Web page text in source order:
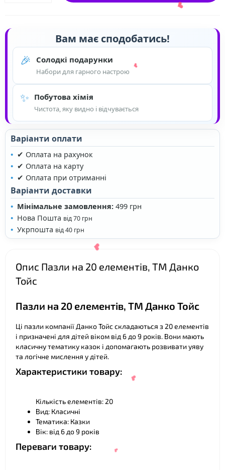
Вам має сподобатись!
🎉 Солодкі подарунки
Набори для гарного настрою
✨ Побутова хімія
Чистота, яку видно і відчувається
Варіанти оплати
✔ Оплата на рахунок
✔ Оплата на карту
✔ Оплата при отриманні
Варіанти доставки
Мінімальне замовлення: 499 грн
Нова Пошта від 70 грн
Укрпошта від 40 грн
Опис Пазли на 20 елементів, ТМ Данко
Тойс
Пазли на 20 елементів, ТМ Данко Тойс
Ці пазли компанії Данко Тойс складаються з 20 елементів
і призначені для дітей віком від 6 до 9 років. Вони мають
класичну тематику казок і допомагають розвивати уяву
та логічне мислення у дітей.
Характеристики товару:
Кількість елементів: 20
Вид: Класичні
Тематика: Казки
Вік: від 6 до 9 років
Переваги товару:
❤